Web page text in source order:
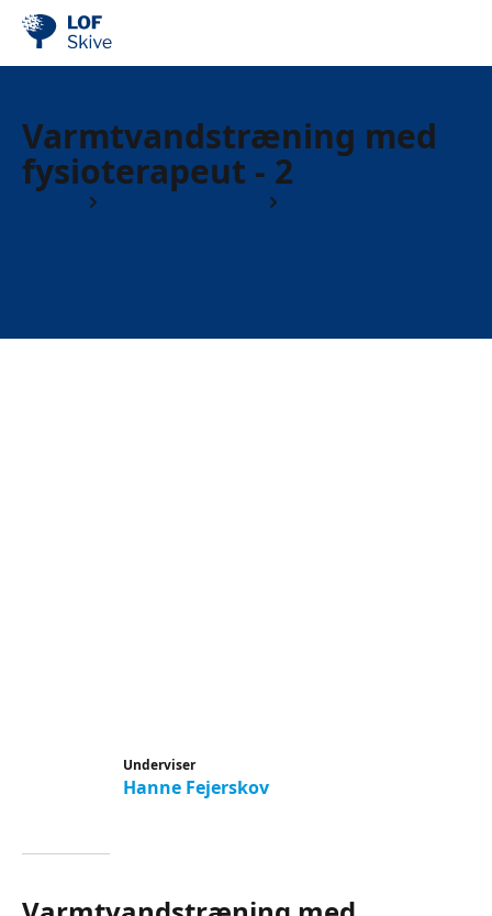
Varmtvandstræning med
fysioterapeut - 2
Underviser
Hanne Fejerskov